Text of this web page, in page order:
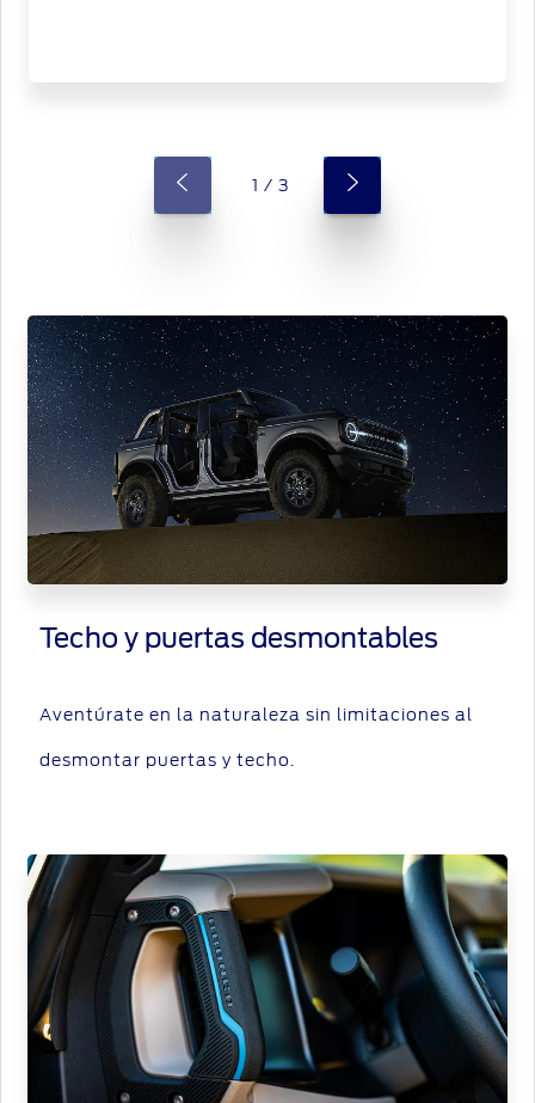
1 / 3
Techo y puertas desmontables
Aventúrate en la naturaleza sin limitaciones al
desmontar puertas y techo.